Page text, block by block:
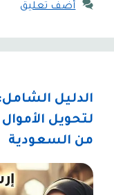
أضف تعليق
الدليل
لتحويل
من السعودية